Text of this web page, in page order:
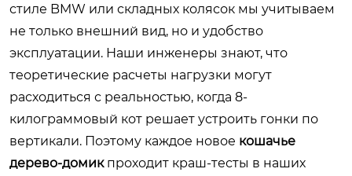
стиле BMW или складных колясок мы учитываем
не только внешний вид, но и удобство
эксплуатации. Наши инженеры знают, что
теоретические расчеты нагрузки могут
расходиться с реальностью, когда 8-
килограммовый кот решает устроить гонки по
вертикали. Поэтому каждое новое кошачье
дерево-домикпроходит краш-тесты в наших